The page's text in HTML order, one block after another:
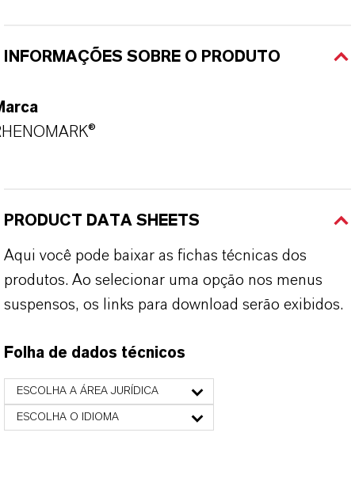
INFORMAÇÕES SOBRE O PRODUTO
PRODUCT DATA SHEETS
Aqui você pode baixar as fichas técnicas dos
produtos. Ao selecionar uma opção nos menus
suspensos, os links para download serão exibidos.
Folha de dados técnicos
ESCOLHA A ÁREA JURÍDICA
ESCOLHA O IDIOMA